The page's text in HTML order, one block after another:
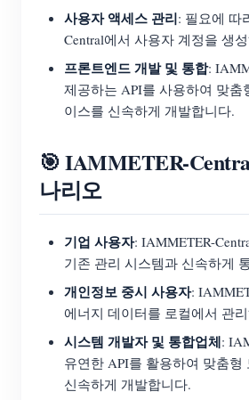
사용자 액세스 관리: 필요에 따
Central에서 사용자 계정을 생
프론트엔드 개발 및 통합:
제공하는 API를 사용하여 맞춤
이스를 신속하게 개발합니다.
🎯 IAMMETER-
나리오
기업 사용자: IAMMETER-
기존 관리 시스템과 신속하게
개인정보 중시 사용자:
에너지 데이터를 로컬에서 관
시스템 개발자 및 통합업체:
유연한 API를 활용하여 맞춤형
신속하게 개발합니다.